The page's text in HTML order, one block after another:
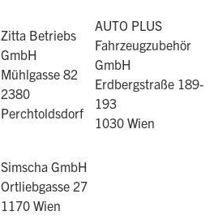
Zitta Betriebs
GmbH
Mühlgasse 82
2380
Perchtoldsdorf
AUTO PLUS
Fahrzeugzubehör
GmbH
Erdbergstraße 189-
193
1030 Wien
Simscha GmbH
Ortliebgasse 27
1170 Wien